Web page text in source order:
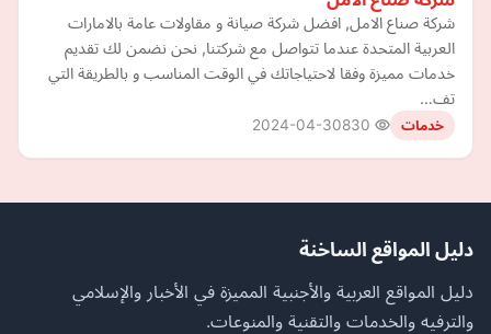
شركة صناع الامل, افضل شركة صيانة و مقاولات عامة بالامارات
العربية المتحدة عندما تتواصل مع شركتنا, نحن نضمن لك تقديم
خدمات مميزة وفقا لاحتياجاتك في الوقت المناسب و بالطريقة التي
تف…
خدمات 2024-04-30
دليل المواقع الساخنة
دليل المواقع العربية والأجنبية المميزة في الأخبار والإسلامي
والترفيه والخدمات والتقنية والمنوعات.